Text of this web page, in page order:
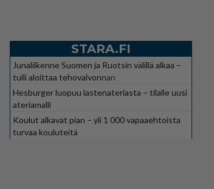
STARA.FI
Junaliikenne Suomen ja Ruotsin välillä alkaa –
tulli aloittaa tehovalvonnan
Hesburger luopuu lastenateriasta – tilalle uusi
ateriamalli
Koulut alkavat pian – yli 1 000 vapaaehtoista
turvaa kouluteitä